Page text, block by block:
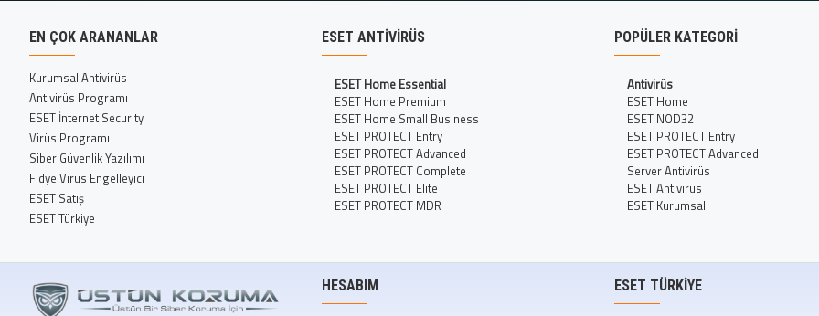
EN ÇOK ARANANLAR
Kurumsal Antivirüs
Antivirüs Programı
ESET İnternet Security
Virüs Programı
Siber Güvenlik Yazılımı
Fidye Virüs Engelleyici
ESET Satış
ESET Türkiye
ESET ANTIVIRÜS
ESET Home Essential
ESET Home Premium
ESET Home Small Business
ESET PROTECT Entry
ESET PROTECT Advanced
ESET PROTECT Complete
ESET PROTECT Elite
ESET PROTECT MDR
POPÜLER KATEGORI
Antivirüs
ESET Home
ESET NOD32
ESET PROTECT Entry
ESET PROTECT Advanced
Server Antivirüs
ESET Antivirüs
ESET Kurumsal
HESABIM ESET TÜRKIYE